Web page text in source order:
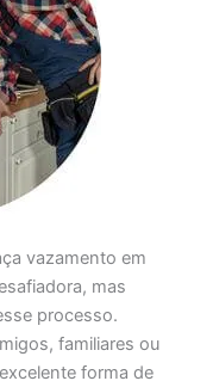
vazamento em
mas
processo.
familiares ou
forma de